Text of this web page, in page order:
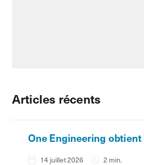
Articles récents
One Engineering
14 juillet 2026 2 min.